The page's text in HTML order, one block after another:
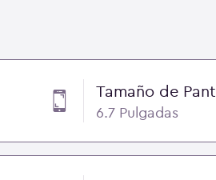
Tamaño de
6.7 Pulgadas